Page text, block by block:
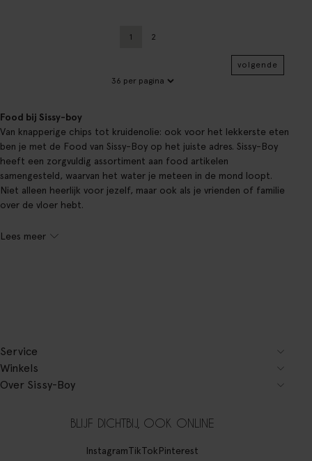
Huidige pagina
1
Vorige
2
volgende
Food bij Sissy-boy
Van knapperige chips tot kruidenolie: ook voor het lekkerste eten
ben je met de Food van Sissy-Boy op het juiste adres. Sissy-Boy
heeft een zorgvuldig assortiment aan food artikelen
samengesteld, waarvan het water je meteen in de mond loopt.
Niet alleen heerlijk voor jezelf, maar ook als je vrienden of familie
over de vloer hebt.
Lees meer
Service
Winkels
Over Sissy-Boy
BLIJF DICHTBIJ, OOK ONLINE
InstagramTikTokPinterest